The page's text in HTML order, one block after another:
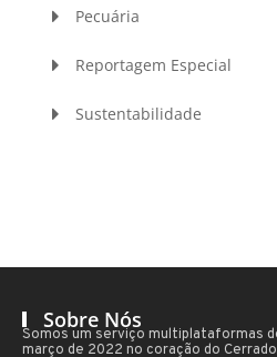
Pecuária
Reportagem Especial
Sustentabilidade
Sobre Nós
Somos um serviço multiplataformas
março de 2022 no coração do